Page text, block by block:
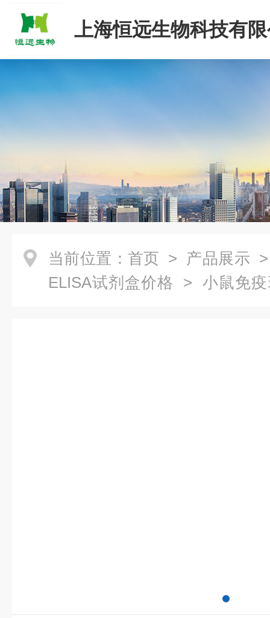
上海恒远生物科技有
当前位置： 首页 > 产品展示
ELISA试剂盒价格 > 小鼠免疫